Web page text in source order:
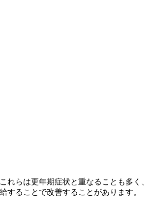
らは更年期症状と重なることも多く、
ることで改善することがあります。